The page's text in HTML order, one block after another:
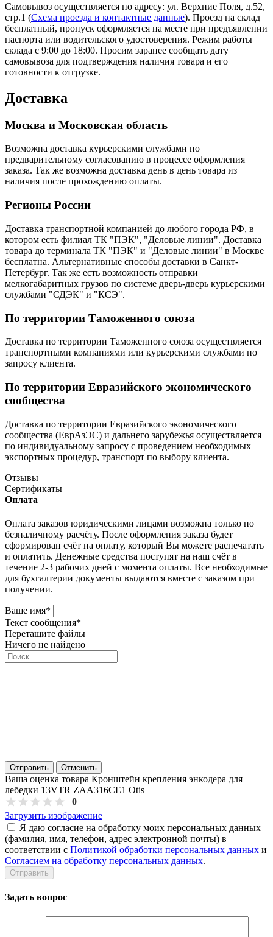
Самовывоз осуществляется по адресу: ул. Верхние Поля, д.52,
стр.1 (Схема проезда и контактные данные). Проезд на склад
бесплатный, пропуск оформляется на месте при предъявлении
паспорта или водительского удостоверения. Режим работы
склада с 9:00 до 18:00. Просим заранее сообщать дату
самовывоза для подтверждения наличия товара и его
готовности к отгрузке.
Доставка
Москва и Московская область
Возможна доставка курьерскими службами по
предварительному согласованию в процессе оформления
заказа. Так же возможна доставка день в день товара из
наличия после прохождению оплаты.
Регионы России
Доставка транспортной компанией до любого города РФ, в
котором есть филиал ТК "ПЭК", "Деловые линии". Доставка
товара до терминала ТК "ПЭК" и "Деловые линии" в Москве
бесплатна. Альтернативные способы доставки в Санкт-
Петербург. Так же есть возможность отправки
мелкогабаритных грузов по системе дверь-дверь курьерскими
службами "СДЭК" и "КСЭ".
По территории Таможенного союза
Доставка по территории Таможенного союза осуществляется
транспортными компаниями или курьерскими службами по
запросу клиента.
По территории Евразийского экономического
сообщества
Доставка по территории Евразийского экономического
сообщества (ЕврАзЭС) и дальнего зарубежья осуществляется
по индивидуальному запросу с проведением необходимых
экспортных процедур, транспорт по выбору клиента.
Отзывы
Сертификаты
Оплата
Оплата заказов юридическими лицами возможна только по
безналичному расчёту. После оформления заказа будет
сформирован счёт на оплату, который Вы можете распечатать
и оплатить. Денежные средства поступят на наш счёт в
течение 2-3 рабочих дней с момента оплаты. Все необходимые
для бухгалтерии документы выдаются вместе с заказом при
получении.
Ваше имя*
Текст сообщения*
Перетащите файлы
Ничего не найдено
Отправить Отменить
Ваша оценка товара Кронштейн крепления энкодера для
лебедки 13VTR ZAA316CE1 Otis
0
Загрузить изображение
Я даю согласие на обработку моих персональных данных
(фамилия, имя, телефон, адрес электронной почты) в
соответствии с Политикой обработки персональных данных и
Согласием на обработку персональных данных.
Задать вопрос